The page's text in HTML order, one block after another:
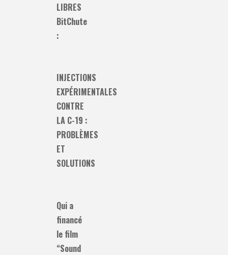
LIBRES
BitChute
:
INJECTIONS
EXPÉRIMENTALES
CONTRE
LA C-19 :
PROBLÈMES
ET
SOLUTIONS
Qui a
financé
le film
“Sound